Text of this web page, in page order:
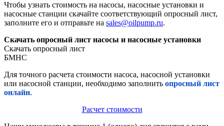
Чтобы узнать стоимость на насосы, насосные установки и
насосные станции скачайте соответствующий опросный лист,
заполните его и отправьте на sales@oilpump.ru.
Скачать опросный лист насосы и насосные установки
Скачать опросный лист
БМНС
Для точного расчета стоимости насоса, насосной установки
или насосной станции, необходимо заполнить опросный лист
онлайн.
Расчет стоимости